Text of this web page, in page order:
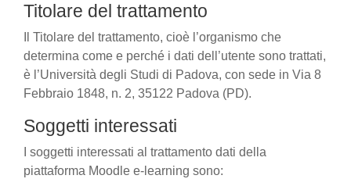
Titolare del trattamento
Il Titolare del trattamento, cioè l’organismo che
determina come e perché i dati dell’utente sono trattati,
è l’Università degli Studi di Padova, con sede in Via 8
Febbraio 1848, n. 2, 35122 Padova (PD).
Soggetti interessati
I soggetti interessati al trattamento dati della
piattaforma Moodle e-learning sono: